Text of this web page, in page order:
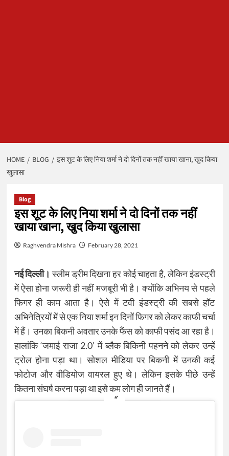
HOME BLOG
इस शूट के लिए निया शर्मा ने दो दिनों तक नहीं खाया खाना, खुद किया
खुलासा
Blog
इस शूट के लिए निया शर्मा ने दो दिनों तक नहीं
खाया खाना, खुद किया खुलासा
Raghvendra Mishra February 28, 2021
नई दिल्ली। स्लीम ड्रीम दिखना हर कोई चाहता है, लेकिन इंडस्ट्री
में ऐसा होना जरूरी ही नहीं मजबूरी भी है। क्योंकि अभिनय से पहले
फिगर ही काम आता है। ऐसे में टवी इंडस्ट्री की सबसे हॉट
अभिनेत्रियों में से एक निया शर्मा इन दिनों फिगर को लेकर काफी चर्चा
में हैं। उनका बिकनी अवतार उनके फैंस को काफी पसंद आ रहा है।
हालांकि ‘जमाई राजा 2.0’ में ब्लैक बिकिनी पहनने को लेकर उन्हें
ट्रोल होना पड़ा था। सोशल मीडिया पर बिकनी में उनकी कई
फोटोज और वीडियोज वायरल हुए थे। लेकिन इसके पीछे उन्हें
कितना संघर्ष करना पड़ा था इसे कम लोग ही जानते हैं।